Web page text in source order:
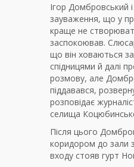
Ігор Домбровський
зауваження, що у
краще не
заспокоював.
що він ховаються
спідницями й далі
розмову, але
піддавався,
розповідає
селища
Після цього
коридором до зали
входу стояв гурт